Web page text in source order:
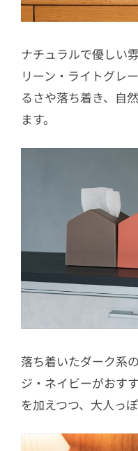
ナチュラルで優しい
リーン‧ライトグレ
るさや落ち着き、自
ます。
落ち着いたダーク系
ジ‧ネイビーがおす
を加えつつ、大人っ